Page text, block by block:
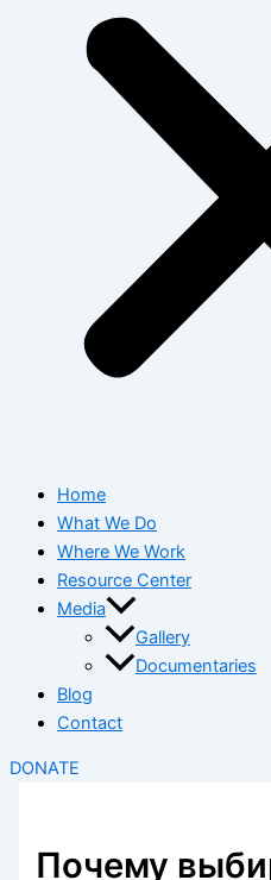
Home
What We Do
Where We Work
Resource Center
Media
Gallery
Documentaries
Blog
Contact
DONATE
Почему